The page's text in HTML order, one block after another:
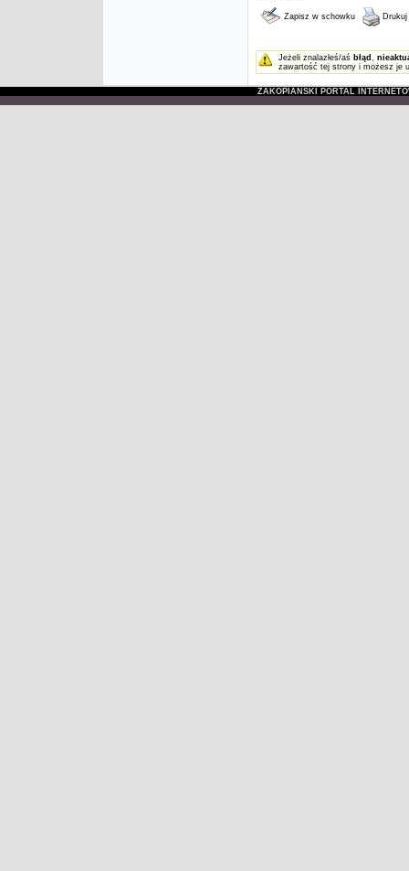
Zapisz w schowku Drukuj
Jeżeli znalazłeś/aś błąd ,
zawartość tej strony i możesz je
ZAKOPIAŃSKI PORTAL